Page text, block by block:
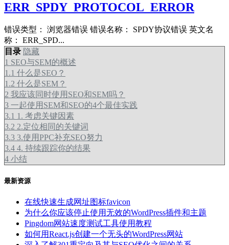
ERR_SPDY_PROTOCOL_ERROR
错误类型： 浏览器错误 错误名称： SPDY协议错误 英文名
称： ERR_SPD...
目录 隐藏
1 SEO与SEM的概述
1.1 什么是SEO？
1.2 什么是SEM？
2 我应该同时使用SEO和SEM吗？
3 一起使用SEM和SEO的4个最佳实践
3.1 1. 考虑关键因素
3.2 2.定位相同的关键词
3.3 3.使用PPC补充SEO努力
3.4 4. 持续跟踪你的结果
4 小结
最新资源
在线快速生成网址图标favicon
为什么你应该停止使用无效的WordPress插件和主题
Pingdom网站速度测试工具使用教程
如何用React.js创建一个无头的WordPress网站